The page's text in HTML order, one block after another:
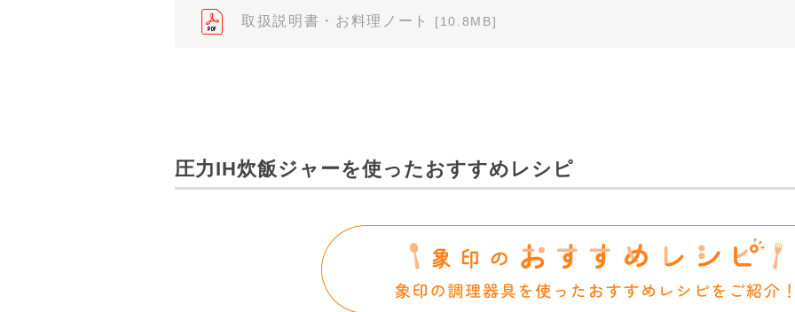
されている取扱説明書の内容と異なる場合がありますので、あらかじめご了承ください。
みまもりほっとライン相談窓口
」に直接お問い合わせくださいますようお願いします。
本サイトに情報を掲載する際には、細心の注意を払っておりますが、以下の点について、弊社は何ら
はありません。あらかじめご了承ください。
・掲載された情報が全て正確であり、有用であり、安全であること。
・掲載された情報が常に最新のものであること。
取扱説明書・お料理ノート [10.8MB]
圧力IH炊飯ジャーを使ったおすすめレシピ